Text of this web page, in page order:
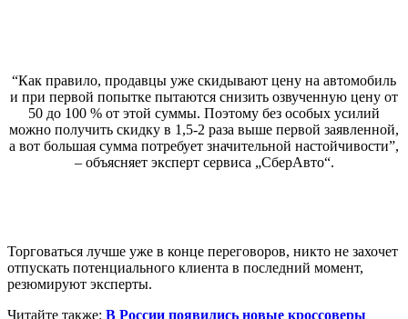
“Как правило, продавцы уже скидывают цену на автомобиль
и при первой попытке пытаются снизить озвученную цену от
50 до 100 % от этой суммы. Поэтому без особых усилий
можно получить скидку в 1,5-2 раза выше первой заявленной,
а вот большая сумма потребует значительной настойчивости”,
– объясняет эксперт сервиса „СберАвто“.
Торговаться лучше уже в конце переговоров, никто не захочет
отпускать потенциального клиента в последний момент,
резюмируют эксперты.
Читайте также: В России появились новые кроссоверы